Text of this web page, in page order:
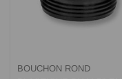
BOUCHON ROND